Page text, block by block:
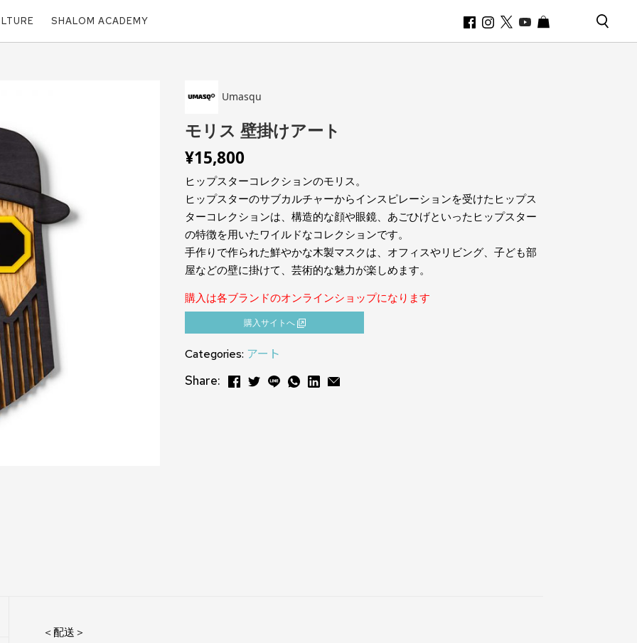
SHALOM ACADEMY
Umasqu
モリス 壁掛けアート
¥15,800
ヒップスターコレクションのモリス。
ヒップスターのサブカルチャーからインスピレーションを受けたヒップス
ターコレクションは、構造的な顔や眼鏡、あごひげといったヒップスター
の特徴を用いたワイルドなコレクションです。
手作りで作られた鮮やかな木製マスクは、オフィスやリビング、子ども部
屋などの壁に掛けて、芸術的な魅力が楽しめます。
購入は各ブランドのオンラインショップになります
購⼊サイトへ
Categories: アート
Share:
＜配送＞